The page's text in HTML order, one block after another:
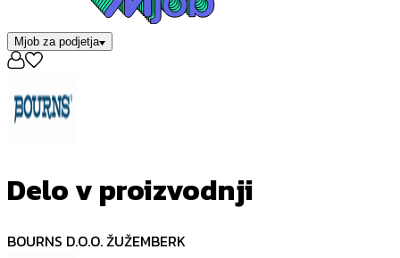
Mjob za podjetja
Delo v proizvodnji
BOURNS D.O.O. ŽUŽEMBERK